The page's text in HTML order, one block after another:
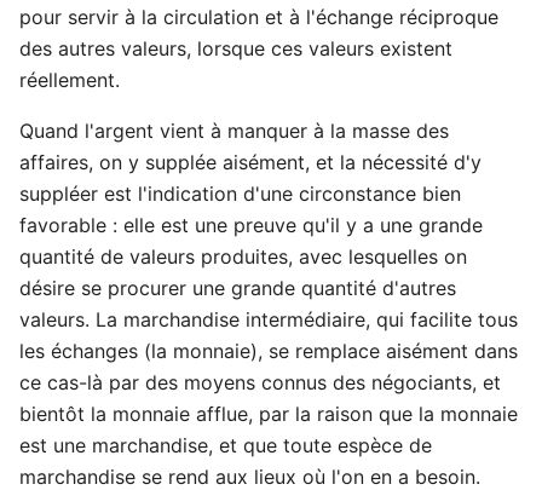
pour servir à la circulation et à l'échange réciproque
des autres valeurs, lorsque ces valeurs existent
réellement.
Quand l'argent vient à manquer à la masse des
affaires, on y supplée aisément, et la nécessité d'y
suppléer est l'indication d'une circonstance bien
favorable : elle est une preuve qu'il y a une grande
quantité de valeurs produites, avec lesquelles on
désire se procurer une grande quantité d'autres
valeurs. La marchandise intermédiaire, qui facilite tous
les échanges (la monnaie), se remplace aisément dans
ce cas-là par des moyens connus des négociants, et
bientôt la monnaie afflue, par la raison que la monnaie
est une marchandise, et que toute espèce de
marchandise se rend aux lieux où l'on en a besoin.